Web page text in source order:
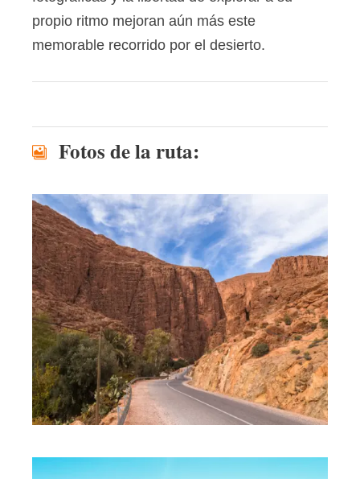
propio ritmo mejoran aún más este
memorable recorrido por el desierto.
Fotos de la ruta: